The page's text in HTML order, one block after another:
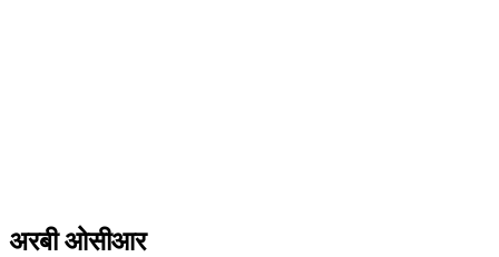
अरबी ओसीआर